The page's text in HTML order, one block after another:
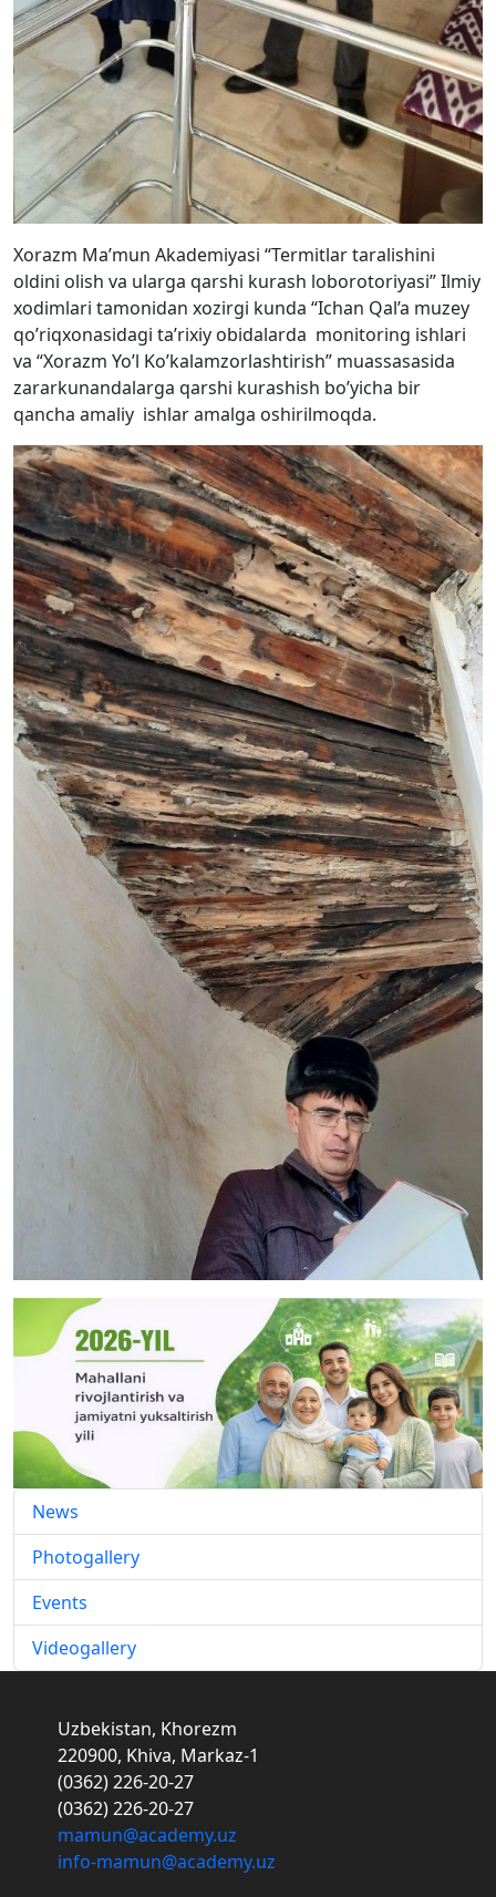
Xorazm Ma’mun Akademiyasi “Termitlar taralishini
oldini olish va ularga qarshi kurash loborotoriyasi” Ilmiy
xodimlari tamonidan xozirgi kunda “Ichan Qal’a muzey
qo’riqxonasidagi ta’rixiy obidalarda monitoring ishlari
va “Xorazm Yo’l Ko’kalamzorlashtirish” muassasasida
zararkunandalarga qarshi kurashish bo’yicha bir
qancha amaliy ishlar amalga oshirilmoqda.
News
Photogallery
Events
Videogallery
Uzbekistan, Khorezm
220900, Khiva, Markaz-1
(0362) 226-20-27
(0362) 226-20-27
mamun@academy.uz
info-mamun@academy.uz